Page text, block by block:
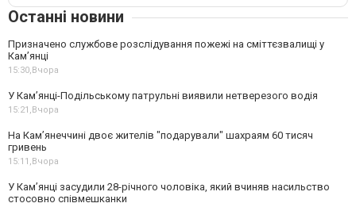
Останні новини
Призначено службове розслідування пожежі на сміттєзвалищі у
Кам’янці
15:30, Вчора
У Кам’янці-Подільському патрульні виявили нетверезого водія
15:21, Вчора
На Камʼянеччині двоє жителів "подарували" шахраям 60 тисяч
гривень
15:11, Вчора
У Камʼянці засудили 28-річного чоловіка, який вчиняв насильство
стосовно співмешканки